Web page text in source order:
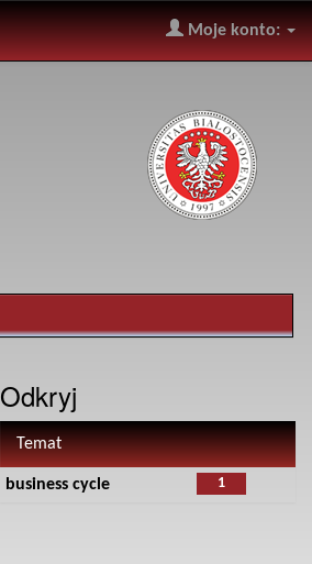
Moje konto:
Odkryj
Temat
1
business cycle